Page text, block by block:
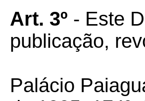
Art. 3º - Este
publicação,
Palácio